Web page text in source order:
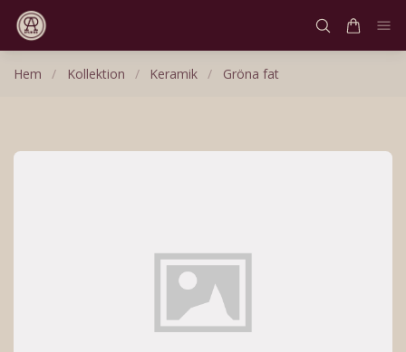
Hem / Kollektion / Keramik / Gröna fat